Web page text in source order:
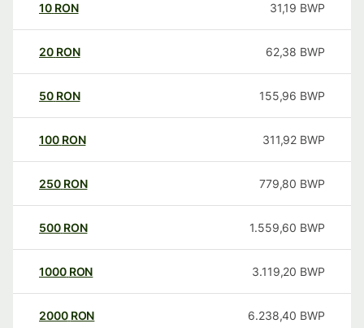
10 RON 31,19 BWP
20 RON 62,38 BWP
50 RON 155,96 BWP
100 RON 311,92 BWP
250 RON 779,80 BWP
500 RON 1.559,60 BWP
1000 RON 3.119,20 BWP
2000 RON 6.238,40 BWP